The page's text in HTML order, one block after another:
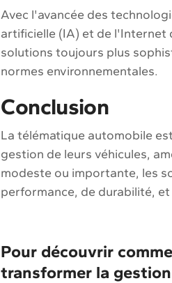
Avec l'avancée des
artificielle (IA) et de l'Internet
solutions toujours plus
normes environnementales.
Conclusion
La télématique automobile
gestion de leurs véhicules,
modeste ou importante, les
performance, de durabilité,
Pour découvrir
transformer la